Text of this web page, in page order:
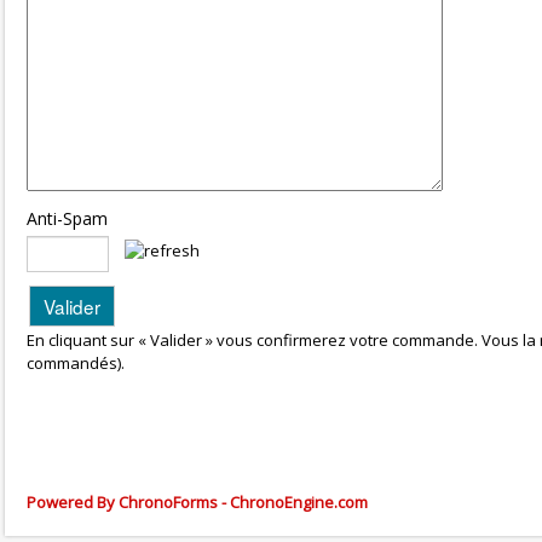
Anti-Spam
En cliquant sur « Valider » vous confirmerez votre commande.
commandés).
Powered By ChronoForms - ChronoEngine.com